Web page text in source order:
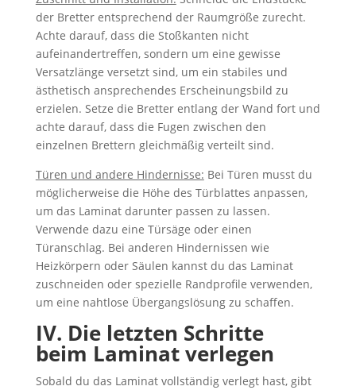
der Bretter entsprechend der Raumgröße zurecht.
Achte darauf, dass die Stoßkanten nicht
aufeinandertreffen, sondern um eine gewisse
Versatzlänge versetzt sind, um ein stabiles und
ästhetisch ansprechendes Erscheinungsbild zu
erzielen. Setze die Bretter entlang der Wand fort und
achte darauf, dass die Fugen zwischen den
einzelnen Brettern gleichmäßig verteilt sind.
Türen und andere Hindernisse: Bei Türen musst du
möglicherweise die Höhe des Türblattes anpassen,
um das Laminat darunter passen zu lassen.
Verwende dazu eine Türsäge oder einen
Türanschlag. Bei anderen Hindernissen wie
Heizkörpern oder Säulen kannst du das Laminat
zuschneiden oder spezielle Randprofile verwenden,
um eine nahtlose Übergangslösung zu schaffen.
IV. Die letzten Schritte
beim Laminat verlegen
Sobald du das Laminat vollständig verlegt hast, gibt